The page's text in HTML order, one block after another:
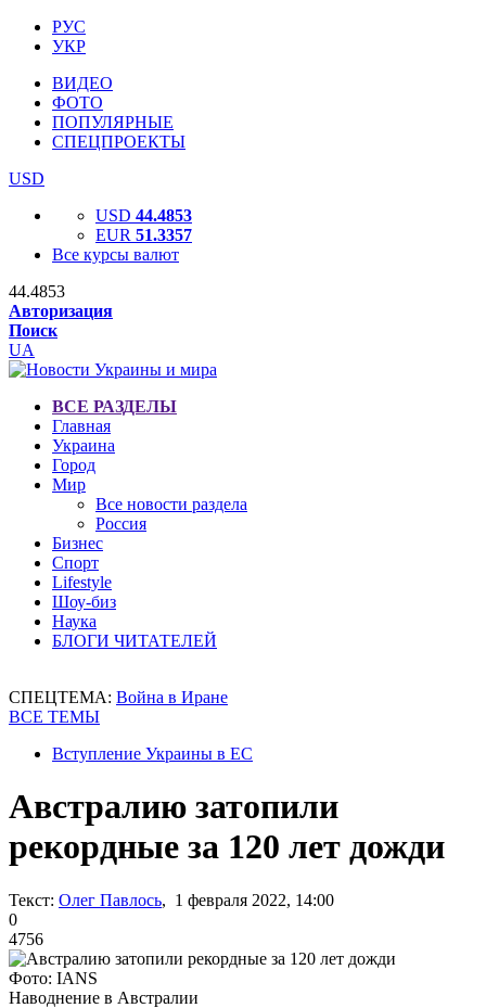
РУС
УКР
ВИДЕО
ФОТО
ПОПУЛЯРНЫЕ
СПЕЦПРОЕКТЫ
USD
USD 44.4853
EUR 51.3357
Все курсы валют
44.4853
Авторизация
Поиск
UA
ВСЕ РАЗДЕЛЫ
Главная
Украина
Город
Мир
Все новости раздела
Россия
Бизнес
Спорт
Lifestyle
Шоу-биз
Наука
БЛОГИ ЧИТАТЕЛЕЙ
СПЕЦТЕМА: Война в Иране
ВСЕ ТЕМЫ
Вступление Украины в ЕС
Австралию затопили
рекордные за 120 лет дожди
Текст: Олег Павлось, 1 февраля 2022, 14:00
0
4756
Фото: IANS
Наводнение в Австралии